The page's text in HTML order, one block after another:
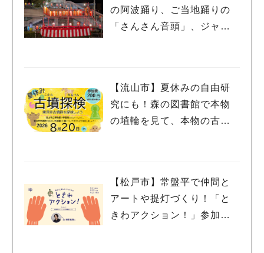
の阿波踊り、ご当地踊りの
「さんさん音頭」、ジャ
【流山市】夏休みの自由研
究にも！森の図書館で本物
の埴輪を見て、本物の古墳
【松戸市】常盤平で仲間と
アートや提灯づくり！「と
きわアクション！」参加者